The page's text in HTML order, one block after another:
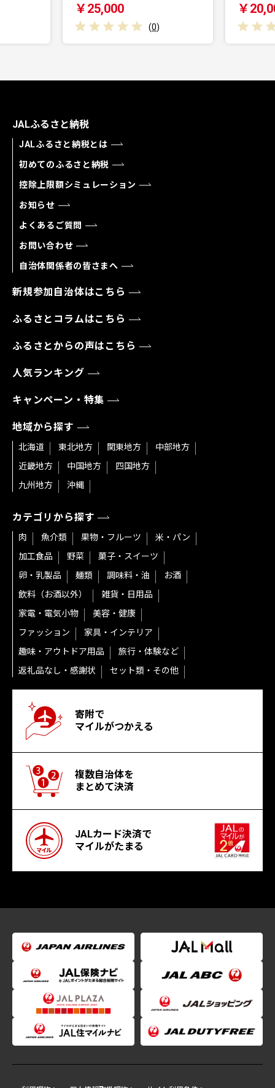
￥25,000
(0)
￥
JALふるさと納税
JALふるさと納税とは
初めてのふるさと納税
控除上限額シミュレーション
お知らせ
よくあるご質問
お問い合わせ
自治体関係者の皆さまへ
新規参加自治体はこちら
ふるさとコラムはこちら
ふるさとからの声はこちら
人気ランキング
キャンペーン・特集
地域から探す
北海道 東北地方 関東地方
中部地方
近畿地方
中国地方
四国地方
九州地方
沖縄
カテゴリから探す
肉 魚介類 果物・フルーツ
米・パン
加工食品
野菜
菓子・スイーツ
卵・乳製品
麺類 調味料・油
お酒
飲料（お酒以外）
雑貨・日用品
家電・電気小物
美容・健康
ファッション
家具・インテリア
趣味・アウトドア用品
旅行・体験など
返礼品なし・感謝状
セット類・その他
寄附で
マイルがつかえる
複数自治体を
まとめて決済
JALカード決済で
マイルがたまる